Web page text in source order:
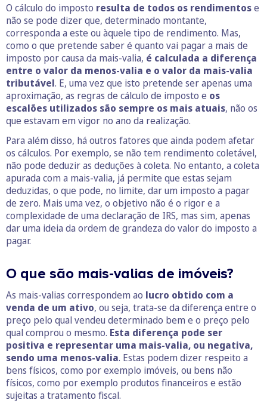
O cálculo do imposto resulta de todos os rendimentose
não se pode dizer que, determinado montante,
corresponda a este ou àquele tipo de rendimento. Mas,
como o que pretende saber é quanto vai pagar a mais de
imposto por causa da mais-valia, é calculada a diferença
entre o valor da menos-valia e o valor da mais-valia
tributável. E, uma vez que isto pretende ser apenas uma
aproximação, as regras de cálculo de imposto e os
escalões utilizados são sempre os mais atuais, não os
que estavam em vigor no ano da realização.
Para além disso, há outros fatores que ainda podem afetar
os cálculos. Por exemplo, se não tem rendimento coletável,
não pode deduzir as deduções à coleta. No entanto, a coleta
apurada com a mais-valia, já permite que estas sejam
deduzidas, o que pode, no limite, dar um imposto a pagar
de zero. Mais uma vez, o objetivo não é o rigor e a
complexidade de uma declaração de IRS, mas sim, apenas
dar uma ideia da ordem de grandeza do valor do imposto a
pagar.
O que são mais-valias de imóveis?
As mais-valias correspondem ao lucro obtido com a
venda de um ativo, ou seja, trata-se da diferença entre o
preço pelo qual vendeu determinado bem e o preço pelo
qual comprou o mesmo. Esta diferença pode ser
positiva e representar uma mais-valia, ou negativa,
sendo uma menos-valia. Estas podem dizer respeito a
bens físicos, como por exemplo imóveis, ou bens não
físicos, como por exemplo produtos financeiros e estão
sujeitas a tratamento fiscal.